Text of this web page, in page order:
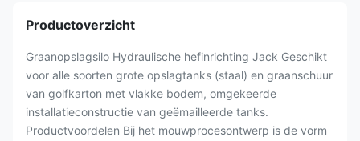
Productoverzicht
Graanopslagsilo Hydraulische hefinrichting Jack Geschikt
voor alle soorten grote opslagtanks (staal) en graanschuur
van golfkarton met vlakke bodem, omgekeerde
installatieconstructie van geëmailleerde tanks.
Productvoordelen Bij het mouwprocesontwerp is de vorm